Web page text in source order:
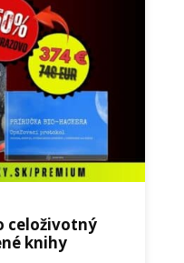
celoživotný
knihy